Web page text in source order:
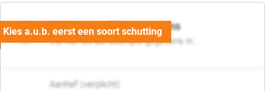
06. Persoonlijke gegevens
Vul hier uw persoonlijke gegevens in..
Aanhef (verplicht)